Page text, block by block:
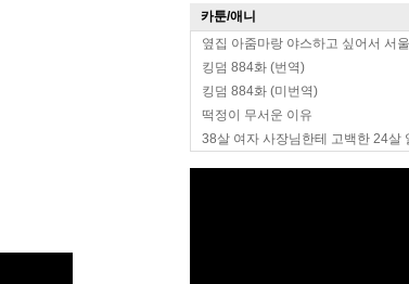
카툰/애니
옆집 아줌마랑 야스하고 싶어서 서
킹덤 884화 (번역)
킹덤 884화 (미번역)
떡정이 무서운 이유
38살 여자 사장님한테 고백한 24살